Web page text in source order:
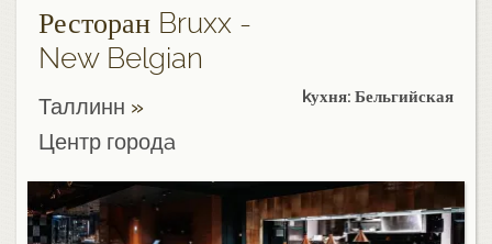
Ресторан Bruxx -
New Belgian
Таллинн »
Центр городa
kухня: Бельгийская